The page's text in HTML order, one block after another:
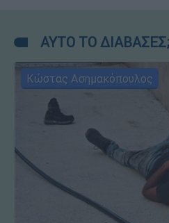
ΑΥΤΟ ΤΟ ΔΙΑΒΑΣΕΣ;
Κώστας Ασημακόπουλος